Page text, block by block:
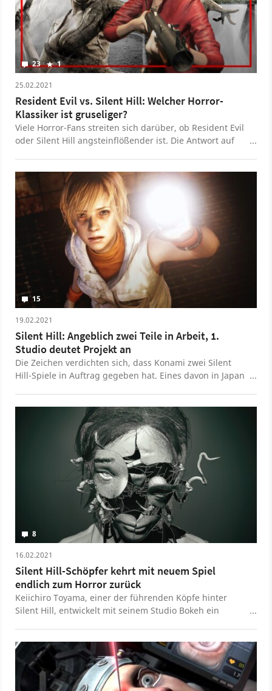
23 1
25.02.2021
Resident Evil vs. Silent Hill: Welcher Horror-
Klassiker ist gruseliger?
Viele Horror-Fans streiten sich darüber, ob Resident Evil
oder Silent Hill angsteinflößender ist. Die Antwort auf
15
19.02.2021
Silent Hill: Angeblich zwei Teile in Arbeit, 1.
Studio deutet Projekt an
Die Zeichen verdichten sich, dass Konami zwei Silent
Hill-Spiele in Auftrag gegeben hat. Eines davon in Japan
8
16.02.2021
Silent Hill-Schöpfer kehrt mit neuem Spiel
endlich zum Horror zurück
Keiichiro Toyama, einer der führenden Köpfe hinter
Silent Hill, entwickelt mit seinem Studio Bokeh ein